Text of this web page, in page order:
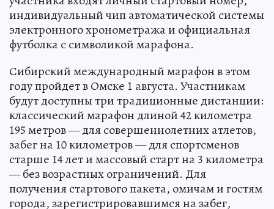
индивидуальный чип автоматической системы
электронного хронометража и официальная
футболка с символикой марафона.
Сибирский международный марафон в этом
году пройдет в Омске 1 августа. Участникам
будут доступны три традиционные дистанции:
классический марафон длиной 42 километра
195 метров — для совершеннолетних атлетов,
забег на 10 километров — для спортсменов
старше 14 лет и массовый старт на 3 километра
— без возрастных ограничений. Для
получения стартового пакета, омичам и гостям
города, зарегистрировавшимся на забег,